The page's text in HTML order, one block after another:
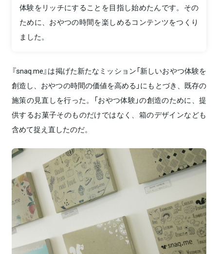
体験をリッチにすることを目指し始めたんです。その
ために、おやつの時間を楽しめるコンテンツをつくり
ました。
『snaq.me』は掲げた新たなミッション「新しいおやつ体験を
創造し、おやつの時間の価値を高める」にもとづき、既存の
施策の見直しを行った。「おやつ体験」の創造のために、提
供するお菓子そのものだけではなく、箱のデザインなども
含めて捉え直したのだ。